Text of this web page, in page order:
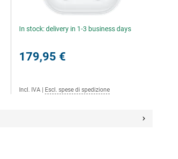
In stock: delivery in 1-3 business days
179,95 €
Incl. IVA Escl. spese di spedizione